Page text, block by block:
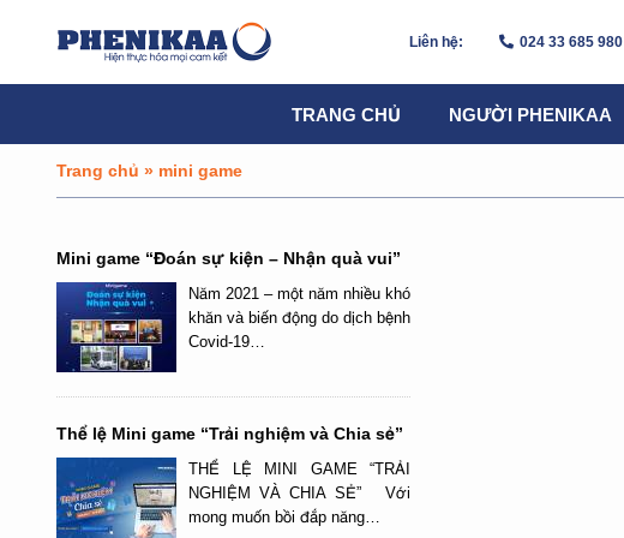
Liên hệ: 024 33 685 980
TRANG CHỦ NGƯỜI PHENIKAA
Trang chủ » mini game
Mini game “Đoán sự kiện – Nhận quà vui”
Năm 2021 – một năm nhiều khó
khăn và biến động do dịch bệnh
Covid-19…
Thể lệ Mini game “Trải nghiệm và Chia sẻ”
THỂ LỆ MINI GAME “TRẢI
NGHIỆM VÀ CHIA SẺ” Với
mong muốn bồi đắp năng…